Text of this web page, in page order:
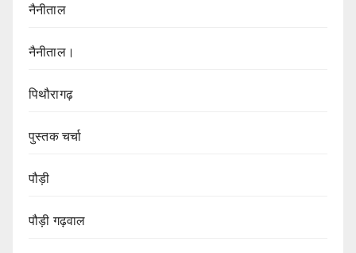
नैनीताल
नैनीताल।
पिथौरागढ़
पुस्तक चर्चा
पौड़ी
पौड़ी गढ़वाल